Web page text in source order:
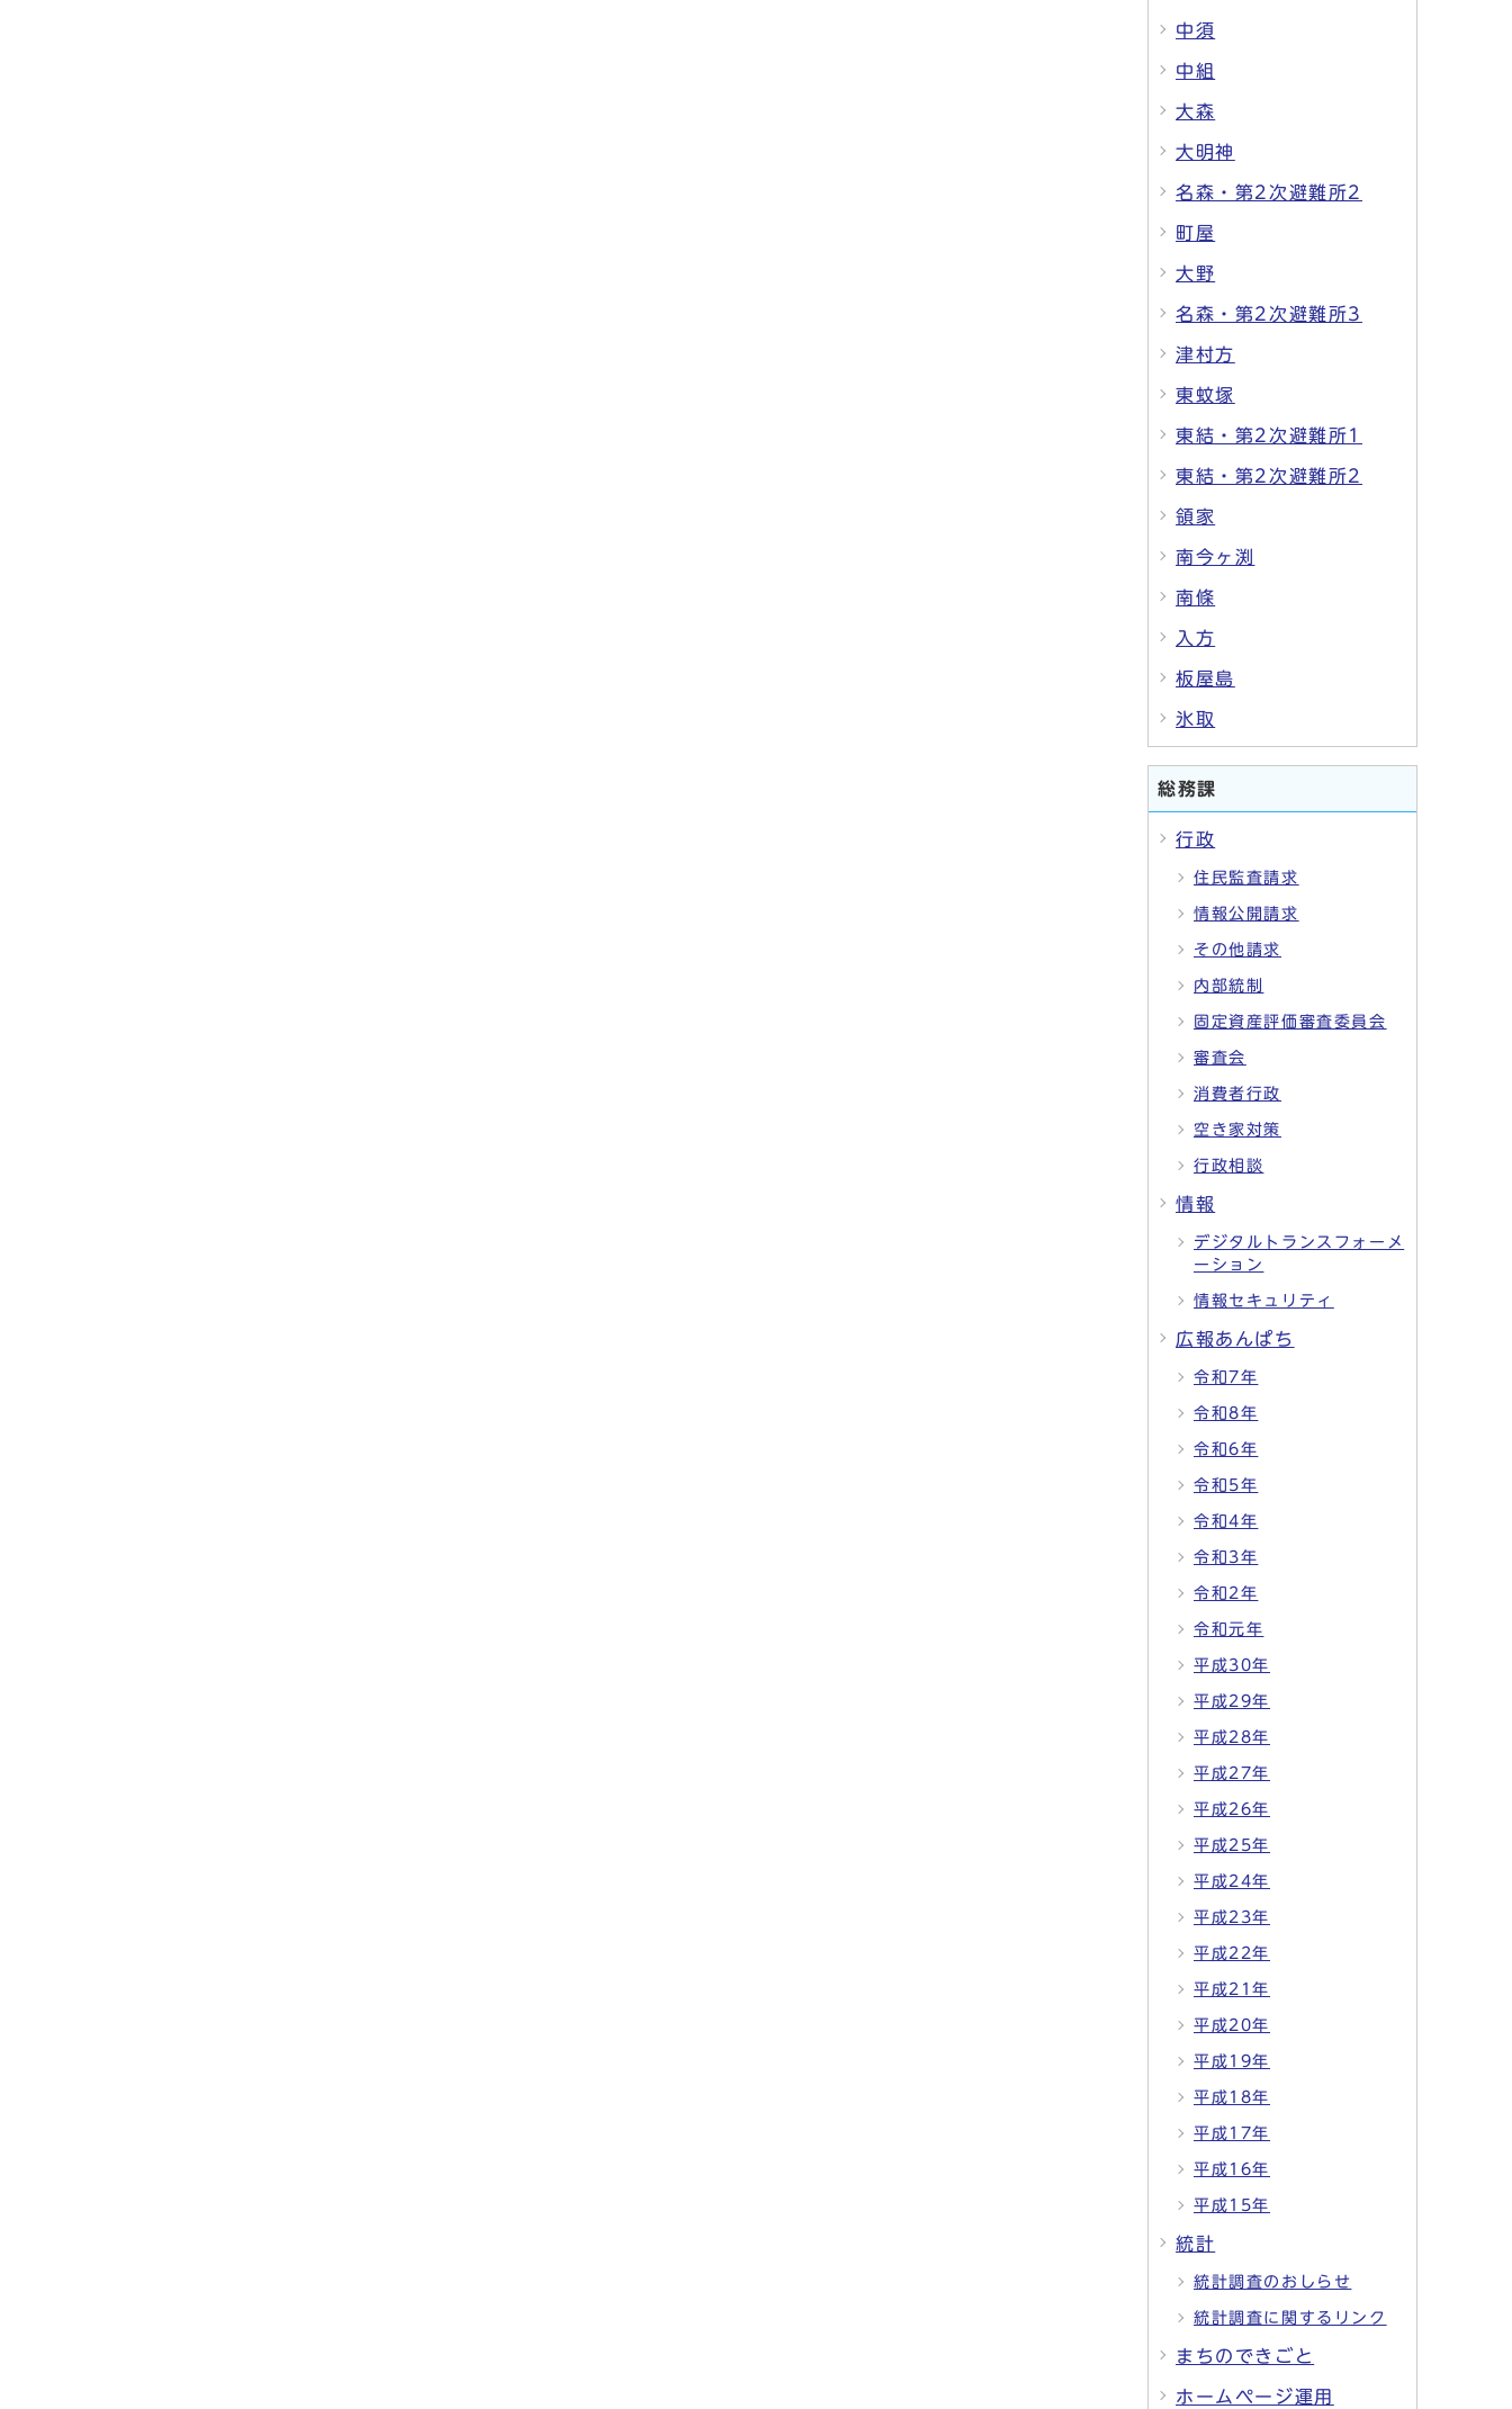
中須
中組
大森
大明神
名森・第2次避難所2
町屋
大野
名森・第2次避難所3
津村方
東蚊塚
東結・第2次避難所1
東結・第2次避難所2
領家
南今ヶ渕
南條
入方
板屋島
氷取
総務課
行政
住民監査請求
情報公開請求
その他請求
内部統制
固定資産評価審査委員会
審査会
消費者行政
空き家対策
行政相談
情報
デジタルトランスフォーメ
ーション
情報セキュリティ
広報あんぱち
令和7年
令和8年
令和6年
令和5年
令和4年
令和3年
令和2年
令和元年
平成30年
平成29年
平成28年
平成27年
平成26年
平成25年
平成24年
平成23年
平成22年
平成21年
平成20年
平成19年
平成18年
平成17年
平成16年
平成15年
統計
統計調査のおしらせ
統計調査に関するリンク
まちのできごと
ホームページ運用